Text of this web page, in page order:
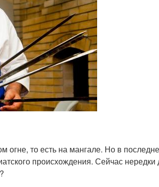
огне, то есть на мангале. Но в
происхождения. Сейчас нередки